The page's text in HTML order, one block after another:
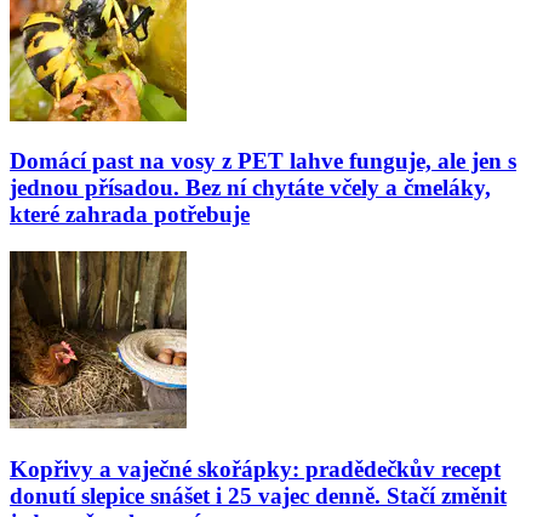
Domácí past na vosy z PET lahve funguje, ale jen s
jednou přísadou. Bez ní chytáte včely a čmeláky,
které zahrada potřebuje
Kopřivy a vaječné skořápky: pradědečkův recept
donutí slepice snášet i 25 vajec denně. Stačí změnit